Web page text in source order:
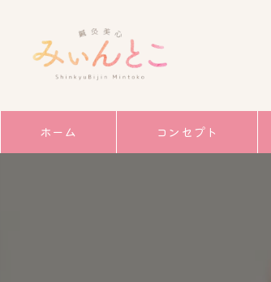
ホーム コンセプト